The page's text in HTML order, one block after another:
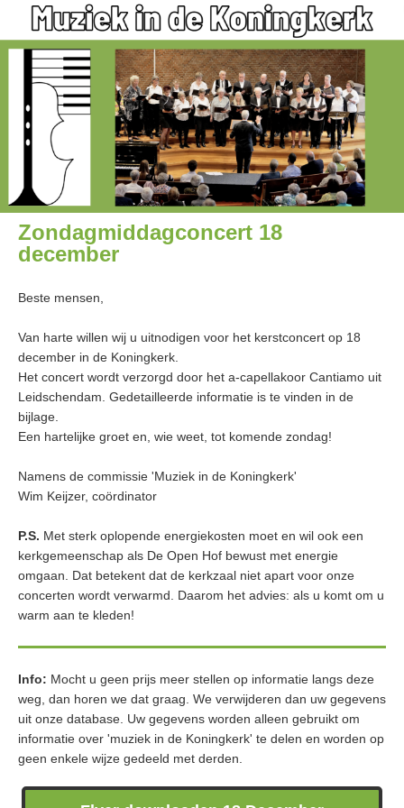
Zondagmiddagconcert 18
december
Beste mensen,
Van harte willen wij u uitnodigen voor het kerstconcert op 18
december in de Koningkerk.
Het concert wordt verzorgd door het a-capellakoor Cantiamo uit
Leidschendam. Gedetailleerde informatie is te vinden in de
bijlage.
Een hartelijke groet en, wie weet, tot komende zondag!
Namens de commissie 'Muziek in de Koningkerk'
Wim Keijzer, coördinator
P.S. Met sterk oplopende energiekosten moet en wil ook een
kerkgemeenschap als De Open Hof bewust met energie
omgaan. Dat betekent dat de kerkzaal niet apart voor onze
concerten wordt verwarmd. Daarom het advies: als u komt om u
warm aan te kleden!
Info: Mocht u geen prijs meer stellen op informatie langs deze
weg, dan horen we dat graag. We verwijderen dan uw gegevens
uit onze database. Uw gegevens worden alleen gebruikt om
informatie over 'muziek in de Koningkerk' te delen en worden op
geen enkele wijze gedeeld met derden.